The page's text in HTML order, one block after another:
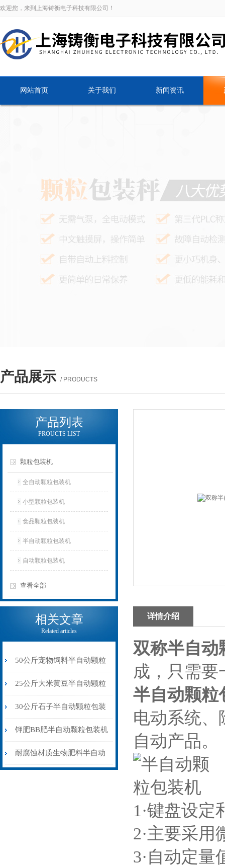
欢迎您，来到上海铸衡电子科技有限公司！
网站首页 关于我们 新闻资讯
产品展示 / PRODUCTS
产品列表
PROUCTS LIST
颗粒包装机
全自动颗粒包装机
小型颗粒包装机
食品颗粒包装机
半自动颗粒包装机
自动颗粒包装机
查看全部
相关文章
Related articles
50公斤宠物饲料半自动颗粒
包装机配缝包机
25公斤大米黄豆半自动颗粒
包装机配缝包机
30公斤石子半自动颗粒包装
机皮带输送式
钾肥BB肥半自动颗粒包装机
304不锈钢材质
耐腐蚀材质生物肥料半自动
详情介绍
双称半自动
成，只需
半自动颗粒
电动系统、
自动产品。
1·键盘设定
2·主要采用
3·自动定量